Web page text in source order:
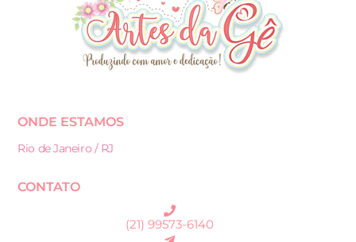
ONDE ESTAMOS
Rio de Janeiro / RJ
CONTATO
(21) 99573-6140